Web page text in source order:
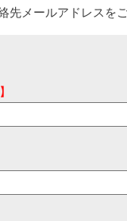
先メールアドレスを